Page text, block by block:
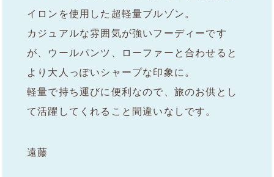
イロンを使用した超軽量ブルゾン。
カジュアルな雰囲気が強いフーディーです
が、ウールパンツ、ローファーと合わせると
より大人っぽいシャープな印象に。
軽量で持ち運びに便利なので、旅のお供とし
て活躍してくれること間違いなしです。
遠藤